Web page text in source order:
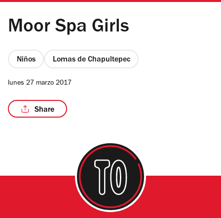
Moor Spa Girls
Niños Lomas de Chapultepec
lunes 27 marzo 2017
Share